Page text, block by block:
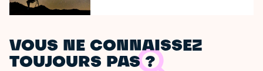
VOUS NE CONNAISSEZ
TOUJOURS PAS ?